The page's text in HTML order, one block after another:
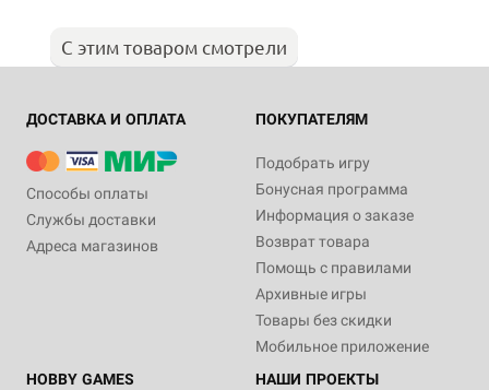
С этим товаром смотрели
ДОСТАВКА И ОПЛАТА
Способы оплаты
Службы доставки
Адреса магазинов
ПОКУПАТЕЛЯМ
Подобрать игру
Бонусная программа
Информация о заказе
Возврат товара
Помощь с правилами
Архивные игры
Товары без скидки
Мобильное приложение
HOBBY GAMES
НАШИ ПРОЕКТЫ